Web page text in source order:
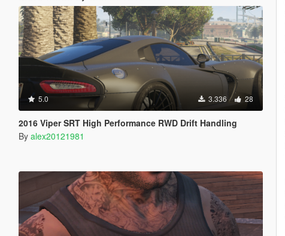
5.0 3.336 28
2016 Viper SRT High Performance RWD Drift Handling
By alex20121981